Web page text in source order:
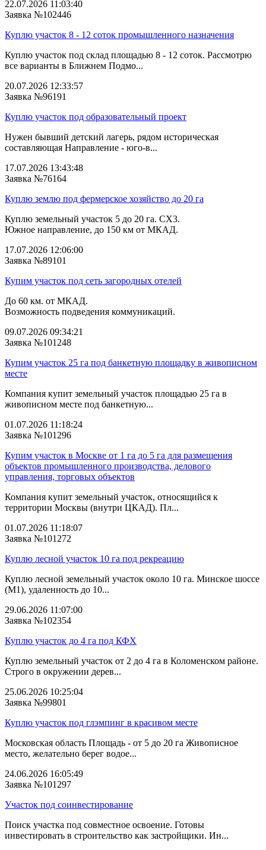
22.07.2026 11:03:40
Заявка №102446
Куплю участок 8 - 12 соток промышленного назначения
Куплю участок под склад площадью 8 - 12 соток. Рассмотрю
все варианты в Ближнем Подмо...
20.07.2026 12:33:57
Заявка №96191
Куплю участок под образовательный проект
Нужен бывший детский лагерь, рядом историческая
составляющая Направление - юго-в...
17.07.2026 13:43:48
Заявка №76164
Куплю землю под фермерское хозяйство до 20 га
Куплю земельный участок 5 до 20 га. СХ3.
Южное направление, до 150 км от МКАД.
17.07.2026 12:06:00
Заявка №89101
Купим участок под сеть загородных отелей
До 60 км. от МКАД.
Возможность подведения коммуникаций.
09.07.2026 09:34:21
Заявка №101248
Купим участок 25 га под банкетную площадку в живописном
месте
Компания купит земельный участок площадью 25 га в
живописном месте под банкетную...
01.07.2026 11:18:24
Заявка №101296
Купим участок в Москве от 1 га до 5 га для размещения
объектов промышленного производства, делового
управления, торговых объектов
Компания купит земельный участок, относящийся к
территории Москвы (внутри ЦКАД). Пл...
01.07.2026 11:18:07
Заявка №101272
Куплю лесной участок 10 га под рекреацию
Куплю лесной земельный участок около 10 га. Минское шоссе
(М1), удаленность до 10...
29.06.2026 11:07:00
Заявка №102354
Куплю участок до 4 га под КФХ
Куплю земельный участок от 2 до 4 га в Коломенском районе.
Строго в окружении дерев...
25.06.2026 10:25:04
Заявка №99801
Куплю участок под глэмпинг в красивом месте
Московская область Площадь - от 5 до 20 га Живописное
место, желательно берег водое...
24.06.2026 16:05:49
Заявка №101297
Участок под соинвестирование
Поиск участка под совместное освоение. Готовы
инвестировать в строительство как застройщики. Ин...